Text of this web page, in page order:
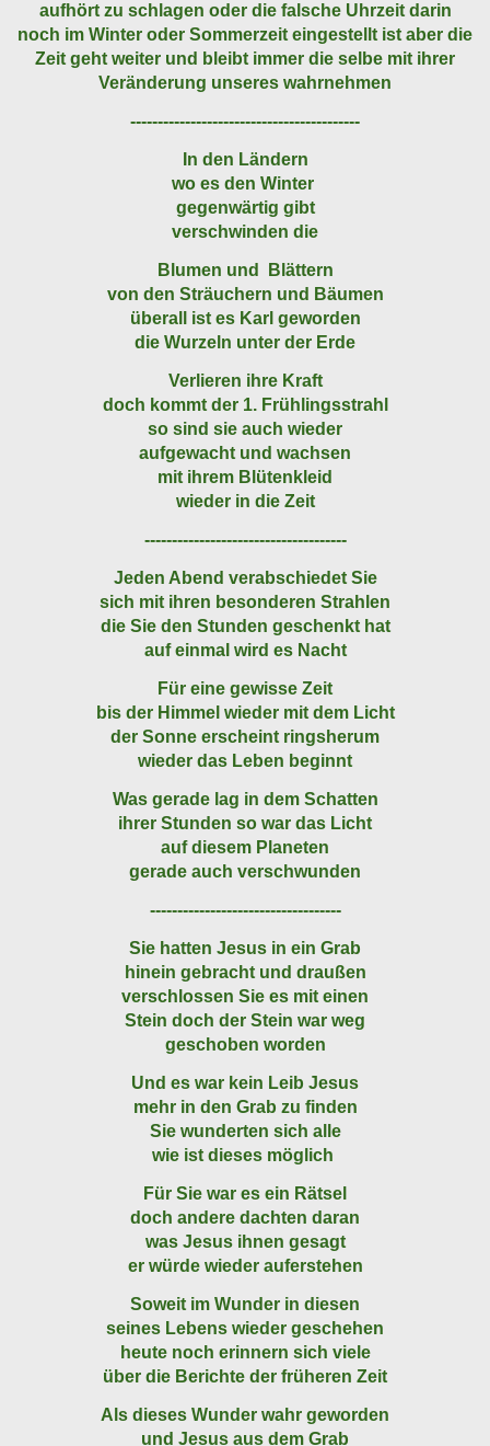
aufhört zu schlagen oder die falsche Uhrzeit darin
noch im Winter oder Sommerzeit eingestellt ist aber die
Zeit geht weiter und bleibt immer die selbe mit ihrer
Veränderung unseres wahrnehmen
------------------------------------------
In den Ländern
wo es den Winter
gegenwärtig gibt
verschwinden die
Blumen und Blättern
von den Sträuchern und Bäumen
überall ist es Karl geworden
die Wurzeln unter der Erde
Verlieren ihre Kraft
doch kommt der 1. Frühlingsstrahl
so sind sie auch wieder
aufgewacht und wachsen
mit ihrem Blütenkleid
wieder in die Zeit
-------------------------------------
Jeden Abend verabschiedet Sie
sich mit ihren besonderen Strahlen
die Sie den Stunden geschenkt hat
auf einmal wird es Nacht
Für eine gewisse Zeit
bis der Himmel wieder mit dem Licht
der Sonne erscheint ringsherum
wieder das Leben beginnt
Was gerade lag in dem Schatten
ihrer Stunden so war das Licht
auf diesem Planeten
gerade auch verschwunden
-----------------------------------
Sie hatten Jesus in ein Grab
hinein gebracht und draußen
verschlossen Sie es mit einen
Stein doch der Stein war weg
geschoben worden
Und es war kein Leib Jesus
mehr in den Grab zu finden
Sie wunderten sich alle
wie ist dieses möglich
Für Sie war es ein Rätsel
doch andere dachten daran
was Jesus ihnen gesagt
er würde wieder auferstehen
Soweit im Wunder in diesen
seines Lebens wieder geschehen
heute noch erinnern sich viele
über die Berichte der früheren Zeit
Als dieses Wunder wahr geworden
und Jesus aus dem Grab